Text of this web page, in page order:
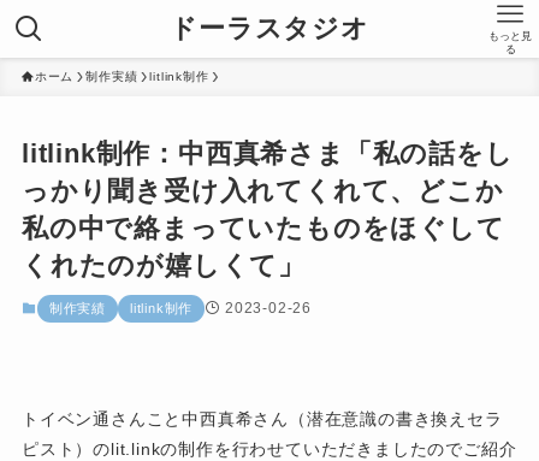
ドーラスタジオ もっと見
る
ホーム 制作実績 litlink制作
litlink制作：中西真希さま「私の話をし
っかり聞き受け入れてくれて、どこか
私の中で絡まっていたものをほぐして
くれたのが嬉しくて」
制作実績 litlink制作 2023-02-26
トイベン通さんこと中西真希さん（潜在意識の書き換えセラ
ピスト）のlit.linkの制作を行わせていただきましたのでご紹介